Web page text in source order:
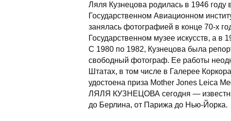
Ляля Кузнецова родилась в 1946 году
Государственном Авиационном
занялась фотографией в конце 70-х
Государственном музее искусств, а
С 1980 по 1982, Кузнецова была
свободный фотограф. Ее работы
Штатах, в том числе в Галерее
удостоена приза Mother Jones Leica
ЛЯЛЯ КУЗНЕЦОВА сегодня —
до Берлина, от Парижа до Нью-Йорка.